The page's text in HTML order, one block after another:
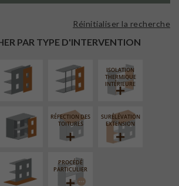
PAR TYPE D'INTERVENTION
Réinitialiser la recherche
FAÇADE SUR
LINÉAIRE
ISOLATION
THERMIQUE
INTÉRIEURE
FERMETURE
LOGGIAS
RÉFECTION DES
TOITURES
SURÉLÉVATION
EXTENSION
AMÉNAGEMENT
EXTÉRIEUR
PROCÉDÉ
PARTICULIER